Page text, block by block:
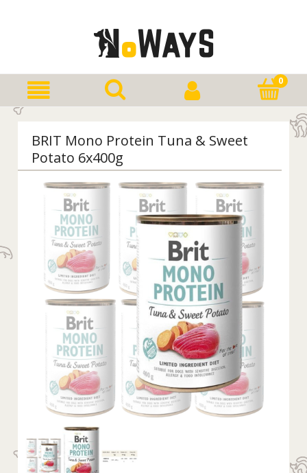
BRIT Mono Protein Tuna & Sweet
Potato 6x400g